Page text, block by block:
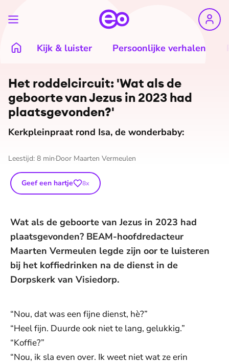
Kijk & luister Persoonlijke verhalen
©Willeke Brouwer
Het rod­del­cir­cuit: 'Wat als de
geboorte van Jezus in 2023 had
plaats­ge­von­den?'
Kerkpleinpraat rond Isa, de wonderbaby:
Leestijd: 8 min Door Maarten Vermeulen
Geef een hartje 8x
Wat als de geboorte van Jezus in 2023 had
plaatsgevonden? BEAM-hoofdredacteur
Maarten Vermeulen legde zijn oor te luisteren
bij het koffiedrinken na de dienst in de
Dorpskerk van Visiedorp.
“Nou, dat was een fijne dienst, hè?”
“Heel fijn. Duurde ook niet te lang, gelukkig.”
“Koffie?”
“Nou, ik sla even over. Ik weet niet wat ze erin